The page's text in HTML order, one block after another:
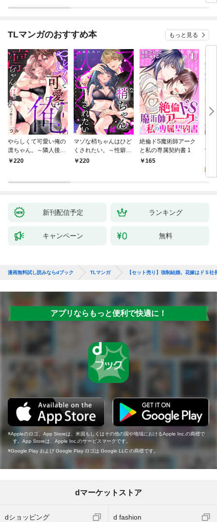
TLマンガのおすすめ本 もっと見る
やらしくて可愛い俺の
凛ちゃん。～隣人後輩
くんのイキすぎた執着
220
マゾな梢ちゃんはひど
くされたい。～性癖マ
ッチした後輩と欲望の
220
絶倫ドS魔術師アーク
と私の専属契約書 1
165
愛
新刊配信予定 ランキング
キャンペーン 無料
漫画無料試し読みならdブック TLマンガ 【セット売り】強制結婚。花嫁はドＳ社
アプリならもっと便利で快適に！
Appleのロゴ、App Storeは、米国もしくはその他の国や地域におけるApple Inc.の商標で
す。App Storeは、Apple Inc.のサービスマークです。
Google Play および Google Play ロゴは Google LLC の商標です。
dマーケットストア
dショッピング d fashion